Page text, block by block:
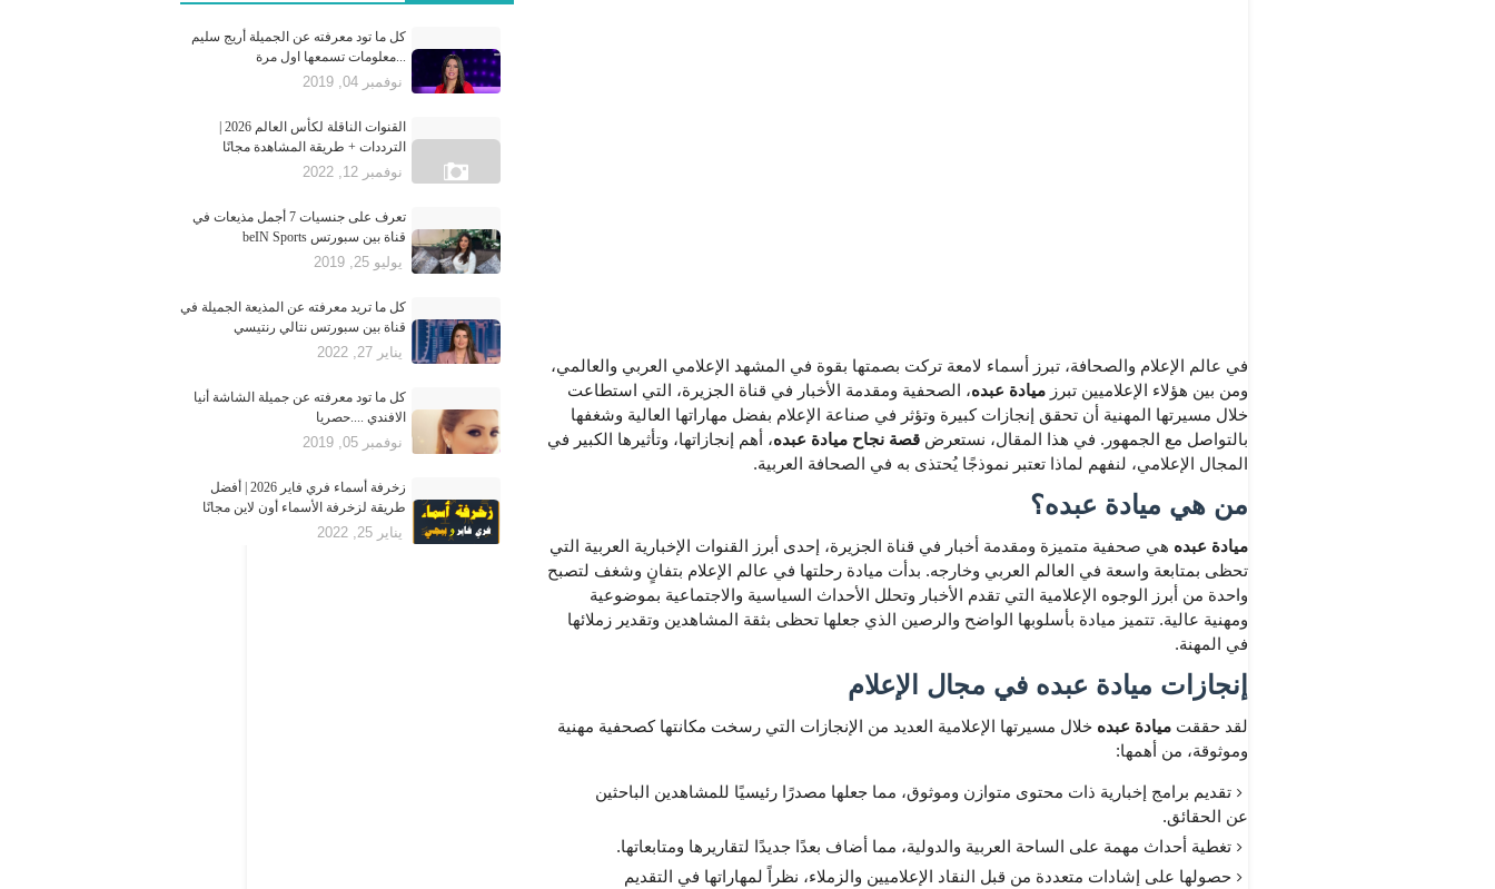
في عالم الإعلام والصحافة، تبرز أسماء لامعة تركت بصمتها بقوة في المشهد الإعلامي العربي والعالمي،
ومن بين هؤلاء الإعلاميين تبرز ميادة عبده، الصحفية ومقدمة الأخبار في قناة الجزيرة، التي استطاعت
خلال مسيرتها المهنية أن تحقق إنجازات كبيرة وتؤثر في صناعة الإعلام بفضل مهاراتها العالية وشغفها
بالتواصل مع الجمهور. في هذا المقال، نستعرض قصة نجاح ميادة عبده، أهم إنجازاتها، وتأثيرها الكبير في
المجال الإعلامي، لنفهم لماذا تعتبر نموذجًا يُحتذى به في الصحافة العربية.
من هي ميادة عبده؟
ميادة عبده هي صحفية متميزة ومقدمة أخبار في قناة الجزيرة، إحدى أبرز القنوات الإخبارية العربية التي
تحظى بمتابعة واسعة في العالم العربي وخارجه. بدأت ميادة رحلتها في عالم الإعلام بتفانٍ وشغف لتصبح
واحدة من أبرز الوجوه الإعلامية التي تقدم الأخبار وتحلل الأحداث السياسية والاجتماعية بموضوعية
ومهنية عالية. تتميز ميادة بأسلوبها الواضح والرصين الذي جعلها تحظى بثقة المشاهدين وتقدير زملائها
في المهنة.
إنجازات ميادة عبده في مجال الإعلام
لقد حققت ميادة عبده خلال مسيرتها الإعلامية العديد من الإنجازات التي رسخت مكانتها كصحفية مهنية
وموثوقة، من أهمها:
تقديم برامج إخبارية ذات محتوى متوازن وموثوق، مما جعلها مصدرًا رئيسيًا للمشاهدين الباحثين
عن الحقائق.
تغطية أحداث مهمة على الساحة العربية والدولية، مما أضاف بعدًا جديدًا لتقاريرها ومتابعاتها.
حصولها على إشادات متعددة من قبل النقاد الإعلاميين والزملاء، نظراً لمهاراتها في التقديم
كل ما تود معرفته عن الجميلة أريج سليم
...معلومات تسمعها اول مرة
نوفمبر 04, 2019
الترددات + طريقة المشاهدة مجانًا
نوفمبر 12, 2022
تعرف على جنسيات 7 أجمل مذيعات في
قناة بين سبورتس beIN Sports
يوليو 25, 2019
كل ما تريد معرفته عن المذيعة الجميلة في
قناة بين سبورتس نتالي رنتيسي
يناير 27, 2022
كل ما تود معرفته عن جميلة الشاشة أنيا
الافندي ....حصريا
نوفمبر 05, 2019
زخرفة أسماء فري فاير 2026 | أفضل
طريقة لزخرفة الأسماء أون لاين مجانًا
يناير 25, 2022